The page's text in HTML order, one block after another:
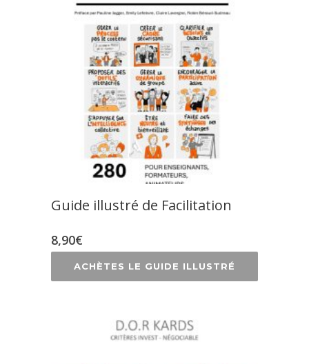
Guide illustré de Facilitation
8,90€
ACHÈTES LE GUIDE ILLUSTRÉ